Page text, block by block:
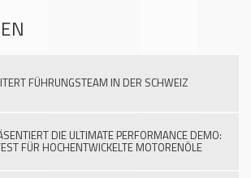
FÜHRUNGSTEAM IN DER SCHWEIZ
DIE ULTIMATE PERFORMANCE DEMO:
FÜR HOCHENTWICKELTE MOTORENÖLE